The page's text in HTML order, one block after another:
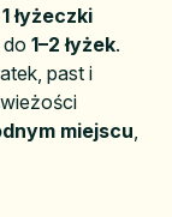
1 łyżeczki
1–2 łyżek.
past i
miejscu